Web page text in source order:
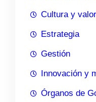
Cultura y
Estrategia
Gestión
Innovación y
Órganos de